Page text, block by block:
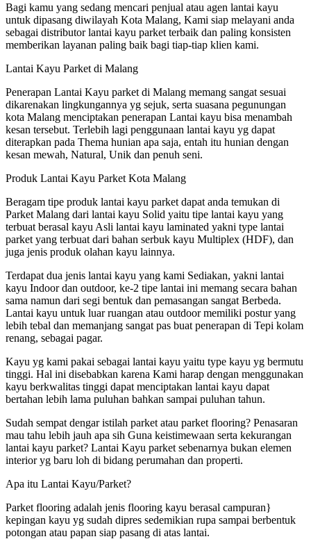
Bagi kamu yang sedang mencari penjual atau agen lantai kayu
untuk dipasang diwilayah Kota Malang, Kami siap melayani anda
sebagai distributor lantai kayu parket terbaik dan paling konsisten
memberikan layanan paling baik bagi tiap-tiap klien kami.
Lantai Kayu Parket di Malang
Penerapan Lantai Kayu parket di Malang memang sangat sesuai
dikarenakan lingkungannya yg sejuk, serta suasana pegunungan
kota Malang menciptakan penerapan Lantai kayu bisa menambah
kesan tersebut. Terlebih lagi penggunaan lantai kayu yg dapat
diterapkan pada Thema hunian apa saja, entah itu hunian dengan
kesan mewah, Natural, Unik dan penuh seni.
Produk Lantai Kayu Parket Kota Malang
Beragam tipe produk lantai kayu parket dapat anda temukan di
Parket Malang dari lantai kayu Solid yaitu tipe lantai kayu yang
terbuat berasal kayu Asli lantai kayu laminated yakni type lantai
parket yang terbuat dari bahan serbuk kayu Multiplex (HDF), dan
juga jenis produk olahan kayu lainnya.
Terdapat dua jenis lantai kayu yang kami Sediakan, yakni lantai
kayu Indoor dan outdoor, ke-2 tipe lantai ini memang secara bahan
sama namun dari segi bentuk dan pemasangan sangat Berbeda.
Lantai kayu untuk luar ruangan atau outdoor memiliki postur yang
lebih tebal dan memanjang sangat pas buat penerapan di Tepi kolam
renang, sebagai pagar.
Kayu yg kami pakai sebagai lantai kayu yaitu type kayu yg bermutu
tinggi. Hal ini disebabkan karena Kami harap dengan menggunakan
kayu berkwalitas tinggi dapat menciptakan lantai kayu dapat
bertahan lebih lama puluhan bahkan sampai puluhan tahun.
Sudah sempat dengar istilah parket atau parket flooring? Penasaran
mau tahu lebih jauh apa sih Guna keistimewaan serta kekurangan
lantai kayu parket? Lantai Kayu parket sebenarnya bukan elemen
interior yg baru loh di bidang perumahan dan properti.
Apa itu Lantai Kayu/Parket?
Parket flooring adalah jenis flooring kayu berasal campuran}
kepingan kayu yg sudah dipres sedemikian rupa sampai berbentuk
potongan atau papan siap pasang di atas lantai.